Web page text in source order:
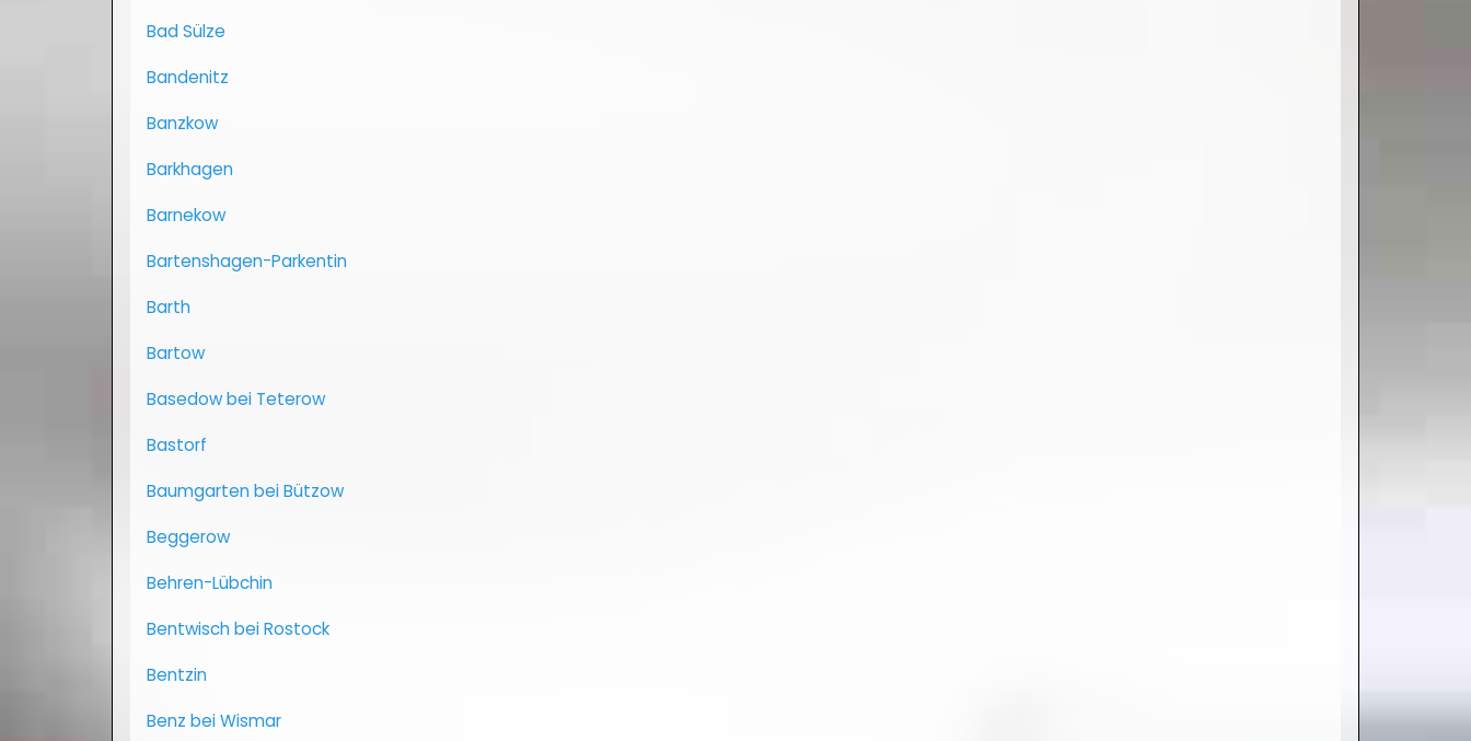
Bad Sülze
Bandenitz
Banzkow
Barkhagen
Barnekow
Bartenshagen-Parkentin
Barth
Bartow
Basedow bei Teterow
Bastorf
Baumgarten bei Bützow
Beggerow
Behren-Lübchin
Bentwisch bei Rostock
Bentzin
Benz bei Wismar